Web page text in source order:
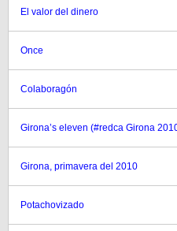
El valor del dinero
Once
Colaboragón
Girona’s eleven (#redca Girona
Girona, primavera del 2010
Potachovizado